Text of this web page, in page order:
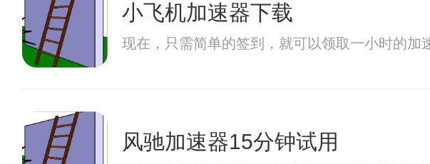
小飞机加速器下载
现在，只需简单的签到，就可以领取一小时的加
风驰加速器15分钟试用